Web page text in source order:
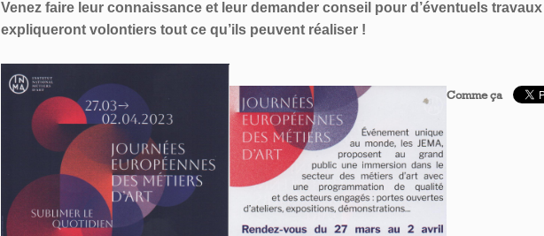
Venez faire leur connaissance et leur demander conseil pour d’éventuels
expliqueront volontiers tout ce qu’ils peuvent réaliser !
Comme ça